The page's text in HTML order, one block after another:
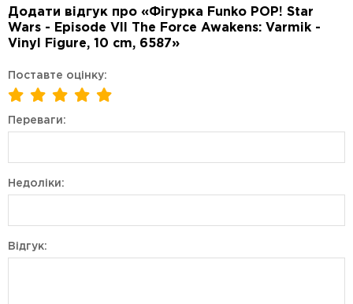
Додати відгук про «Фігурка Funko POP! Star
Wars - Episode VII The Force Awakens: Varmik -
Vinyl Figure, 10 cm, 6587»
Поставте оцінку:
Переваги:
Недоліки:
Відгук: